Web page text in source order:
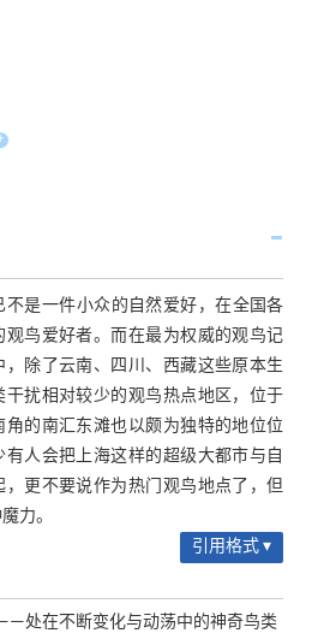
不是一件小众的自然爱好，在全国各
观鸟爱好者。而在最为权威的观鸟记
，除了云南、四川、西藏这些原本生
干扰相对较少的观鸟热点地区，位于
角的南汇东滩也以颇为独特的地位位
人会把上海这样的超级大都市与自
，更不要说作为热门观鸟地点了，但
力。
引用格式 ▾
处在不断变化与动荡中的神奇鸟类